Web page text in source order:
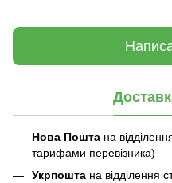
Нова Пошта на
тарифами перевізника)
Укрпошта на відділення